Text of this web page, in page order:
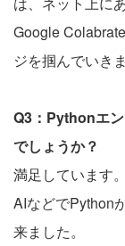
Google
ジを掴んでいき
Q3：Pythonエ
でしょうか？
満足しています
AIなどでPython
来ました。